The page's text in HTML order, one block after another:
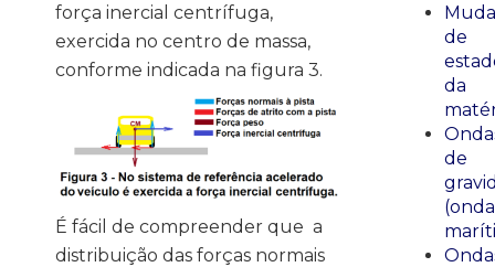
força inercial centrífuga,
exercida no centro de massa,
conforme indicada na figura 3.
É fácil de compreender que a
distribuição das forças normais
de
da
de